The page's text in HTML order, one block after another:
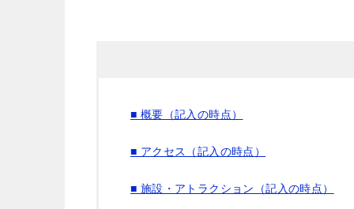
■ 概要（記入の時点）
■ アクセス（記入の時点）
■ 施設・アトラクション（記入の時点）